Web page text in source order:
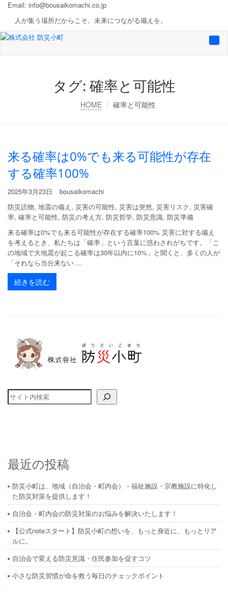
Email: info@bousaikomachi.co.jp
人が集う場所だからこそ、未来につながる備えを。
タグ: 確率と可能性
HOME 確率と可能性
来る確率は0%でも来る可能性が存在
する確率100%
2025年3月23日
bousaikomachi
防災読物, 地震の備え , 災害の可能性, 災害は突然, 災害リスク, 災害確
率, 確率と可能性, 防災の考え方, 防災哲学, 防災意識, 防災準備
来る確率は0%でも来る可能性が存在する確率100% 災害に対する備え
を考えるとき、私たちは「確率」という言葉に惑わされがちです。「こ
の地域で大地震が起こる確率は30年以内に10%」と聞くと、多くの人が
「それなら当分来ない …
続きを読む
検索
最近の投稿
防災小町は、地域（自治会・町内会）・福祉施設・宗教施設に特化し
た防災対策を提供します！
自治会・町内会の防災対策のお悩みを解決いたします！
【公式noteスタート】防災小町の想いを、もっと身近に、もっとリア
ルに。
自治会で変える防災意識・住民参加を促すコツ
小さな防災習慣が命を救う毎日のチェックポイント